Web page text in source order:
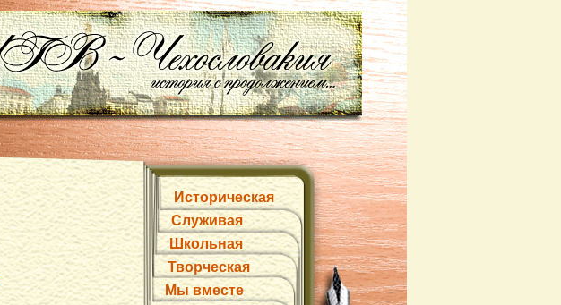
Историческая
Служивая
Школьная
Творческая
Мы вместе